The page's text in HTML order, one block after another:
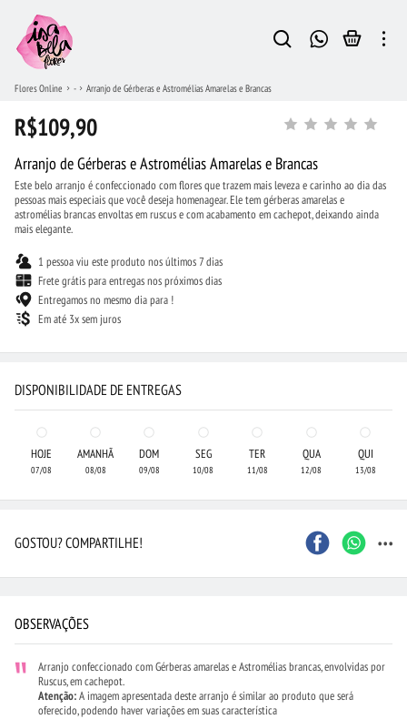
Flores Online - Arranjo de Gérberas e Astromélias Amarelas e Brancas
R$109,90
Arranjo de Gérberas e Astromélias Amarelas e Brancas
Este belo arranjo é confeccionado com flores que trazem mais leveza e carinho ao dia das
pessoas mais especiais que você deseja homenagear. Ele tem gérberas amarelas e
astromélias brancas envoltas em ruscus e com acabamento em cachepot, deixando ainda
mais elegante.
1 pessoa viu este produto nos últimos 7 dias
Frete grátis para entregas nos próximos dias
Entregamos no mesmo dia para !
Em até 3x sem juros
DISPONIBILIDADE DE ENTREGAS
HOJE
07/08
AMANHÃ
08/08
DOM
09/08
SEG
10/08
TER
11/08
QUA
12/08
QUI
13/08
GOSTOU? COMPARTILHE! ...
OBSERVAÇÕES
Arranjo confeccionado com Gérberas amarelas e Astromélias brancas, envolvidas por
Ruscus, em cachepot.
Atenção:A imagem apresentada deste arranjo é similar ao produto que será
oferecido, podendo haver variações em suas característica